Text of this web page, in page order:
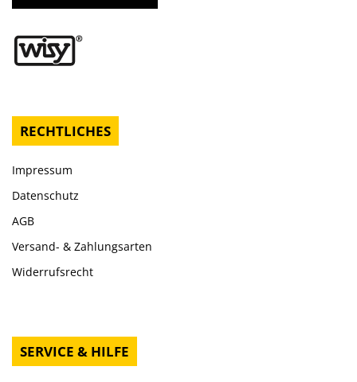
RECHTLICHES
Impressum
Datenschutz
AGB
Versand- & Zahlungsarten
Widerrufsrecht
SERVICE & HILFE